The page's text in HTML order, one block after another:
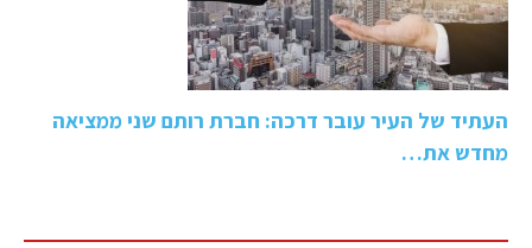
העתיד של העיר עובר דרכה: חברת רותם שני ממציאה
מחדש את…